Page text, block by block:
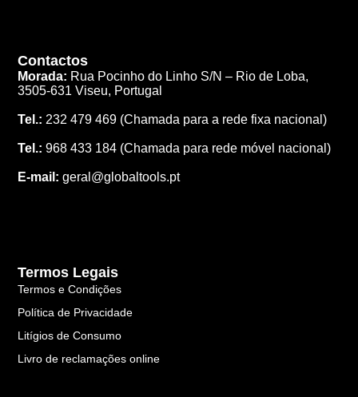
Contactos
Morada: Rua Pocinho do Linho S/N – Rio de Loba,
3505-631 Viseu, Portugal
Tel.: 232 479 469 (Chamada para a rede fixa nacional)
Tel.: 968 433 184 (Chamada para rede móvel nacional)
E-mail: geral@globaltools.pt
Termos Legais
Termos e Condições
Política de Privacidade
Litígios de Consumo
Livro de reclamações online